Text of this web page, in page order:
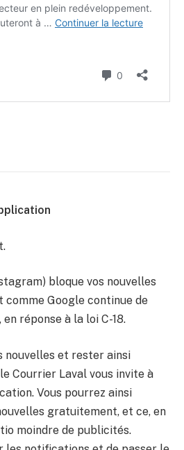
bloque vos nouvelles
comme Google continue de
réponse à la loi C-18.
nouvelles et rester ainsi
Courrier Laval vous invite à
Vous pourrez ainsi
gratuitement, et ce, en
moindre de publicités.